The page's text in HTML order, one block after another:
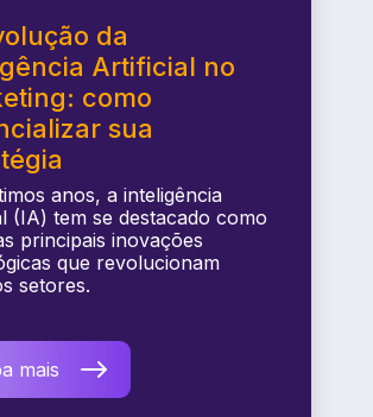
da
Artificial no
como
sua
anos, a inteligência
(IA) tem se destacado como
principais inovações
que revolucionam
setores.
mais